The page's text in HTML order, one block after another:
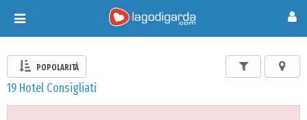
Toggle
navigation
POPOLARITÀ
19 Hotel Consigliati